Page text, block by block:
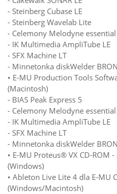
- Steinberg Cubase LE
- Steinberg Wavelab Lite
- Celemony Melodyne essential
- IK Multimedia AmpliTube LE
- SFX Machine LT
- Minnetonka diskWelder
• E-MU Production Tools
(Macintosh)
- BIAS Peak Express 5
- Celemony Melodyne essential
- IK Multimedia AmpliTube LE
- SFX Machine LT
- Minnetonka diskWelder
• E-MU Proteus® VX CD-ROM
(Windows)
• Ableton Live Lite 4 dla E-MU
(Windows/Macintosh)